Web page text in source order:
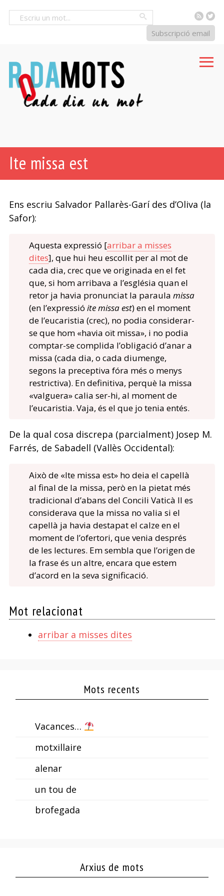
RSS
Subscripció email
Ite missa est
Ens escriu Salvador Pallarès-Garí des d’Oliva (la
Safor):
Aquesta expressió [arribar a misses
dites], que hui heu escollit per al mot de
cada dia, crec que ve originada en el fet
que, si hom arribava a l’església quan el
retor ja havia pronunciat la paraula missa
(en l’expressió ite missa est) en el moment
de l’eucaristia (crec), no podia considerar-
se que hom «havia oït missa», i no podia
comptar-se complida l’obligació d’anar a
missa (cada dia, o cada diumenge,
segons la preceptiva fóra més o menys
restrictiva). En definitiva, perquè la missa
«valguera» calia ser-hi, al moment de
l’eucaristia. Vaja, és el que jo tenia entés.
De la qual cosa discrepa (parcialment) Josep M.
Farrés, de Sabadell (Vallès Occidental):
Això de «Ite missa est» ho deia el capellà
al final de la missa, però en la pietat més
tradicional d’abans del Concili Vaticà II es
considerava que la missa no valia si el
capellà ja havia destapat el calze en el
moment de l’ofertori, que venia després
de les lectures. Em sembla que l’origen de
la frase és un altre, encara que estem
d’acord en la seva significació.
Mot relacionat
arribar a misses dites
Mots recents
Vacances…
motxillaire
alenar
un tou de
brofegada
Arxius de mots